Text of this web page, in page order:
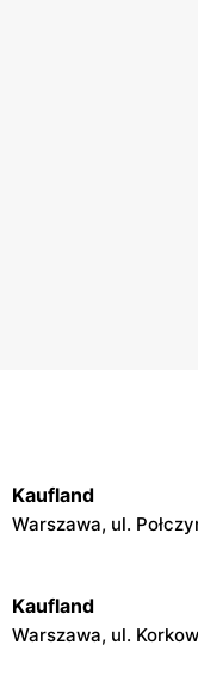
Kaufland
Warszawa, ul.
Kaufland
Warszawa, ul.